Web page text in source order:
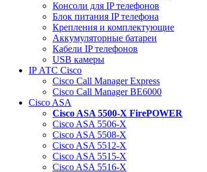
Консоли для IP телефонов
Блок питания IP телефона
Крепления и комплектующие
Аккумуляторные батареи
Кабели IP телефонов
USB камеры
IP АТС Cisco
Cisco Call Manager Express
Cisco Call Manager BE6000
Cisco ASA
Cisco ASA 5500-X FirePOWER
Cisco ASA 5506-X
Cisco ASA 5508-X
Cisco ASA 5512-X
Cisco ASA 5515-X
Cisco ASA 5516-X